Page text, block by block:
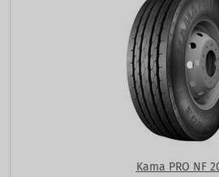
Kama PRO NF